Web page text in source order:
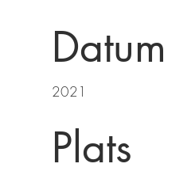
Datum
2021
Plats